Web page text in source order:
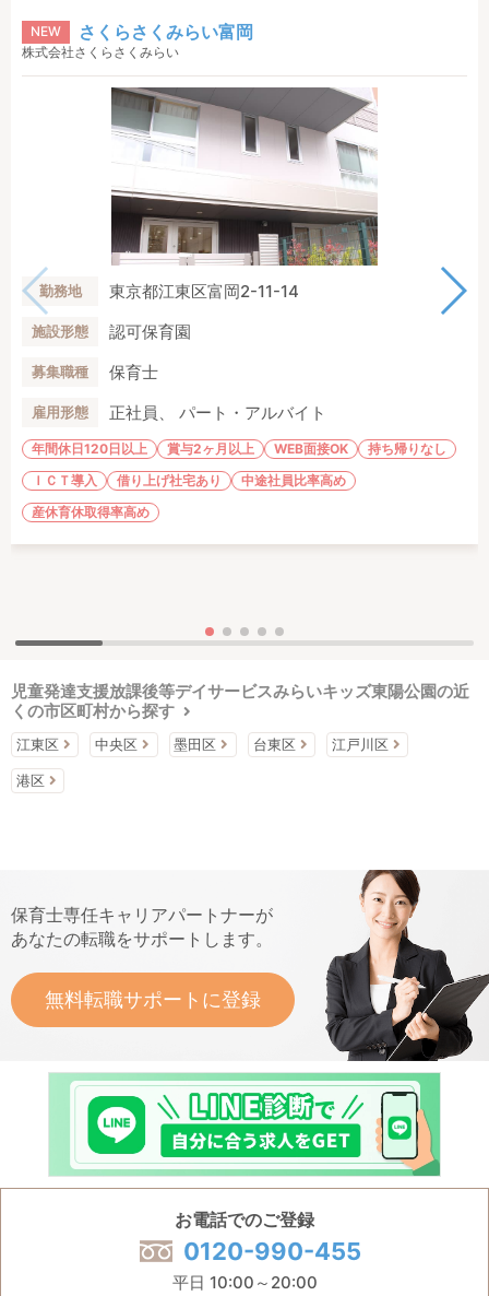
NEW さくらさくみらい富岡
株式会社さくらさくみらい
勤務地 東京都江東区富岡2-11-14
施設形態 認可保育園
募集職種 保育士
雇用形態 正社員、 パート・アルバイト
年間休日120日以上 賞与2ヶ月以上 WEB面接OK
持ち帰りなし
ＩＣＴ導入
借り上げ社宅あり
中途社員比率高め
産休育休取得率高め
児童発達支援放課後等デイサービスみらいキッズ東陽公園の近
くの市区町村から探す
江東区 中央区 墨田区 台東区 江戸川区
港区
保育士専任キャリアパートナーが
あなたの転職をサポートします。
無料転職サポートに登録
お電話でのご登録
0120-990-455
平日 10:00～20:00